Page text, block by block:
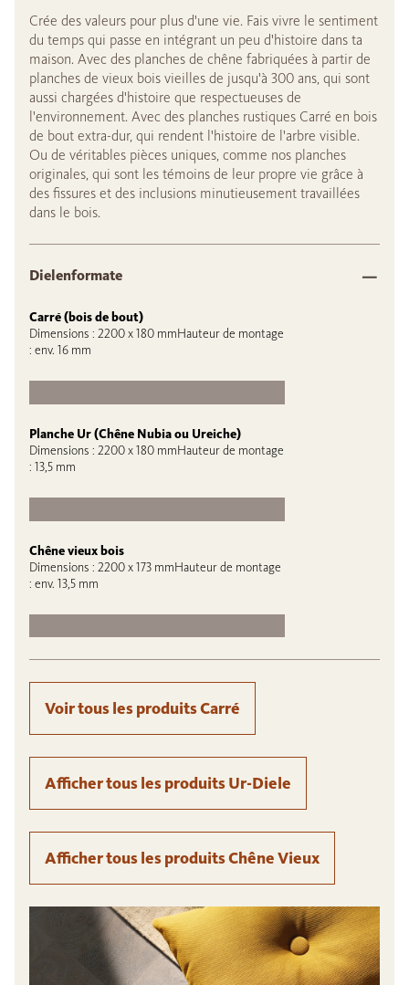
Crée des valeurs pour plus d'une vie. Fais vivre le sentiment
du temps qui passe en intégrant un peu d'histoire dans ta
maison. Avec des planches de chêne fabriquées à partir de
planches de vieux bois vieilles de jusqu'à 300 ans, qui sont
aussi chargées d'histoire que respectueuses de
l'environnement. Avec des planches rustiques Carré en bois
de bout extra-dur, qui rendent l'histoire de l'arbre visible.
Ou de véritables pièces uniques, comme nos planches
originales, qui sont les témoins de leur propre vie grâce à
des fissures et des inclusions minutieusement travaillées
dans le bois.
Dielenformate
Carré (bois de bout)
Dimensions : 2200 x 180 mmHauteur de montage
: env. 16 mm
Planche Ur (Chêne Nubia ou Ureiche)
Dimensions : 2200 x 180 mmHauteur de montage
: 13,5 mm
Chêne vieux bois
Dimensions : 2200 x 173 mmHauteur de montage
: env. 13,5 mm
Voir tous les produits Carré
Afficher tous les produits Ur-Diele
Afficher tous les produits Chêne Vieux